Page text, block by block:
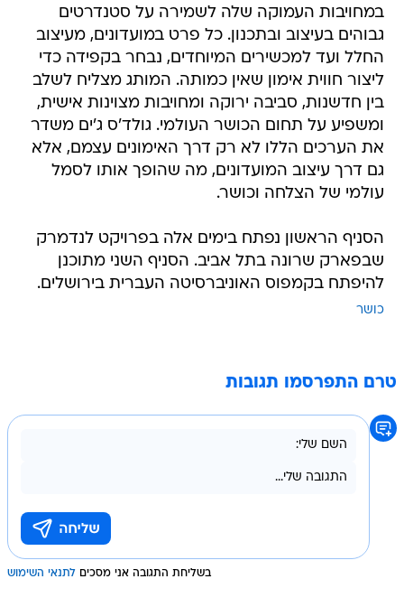
במחויבות העמוקה שלה לשמירה על סטנדרטים
גבוהים בעיצוב ובתכנון. כל פרט במועדונים, מעיצוב
החלל ועד למכשירים המיוחדים, נבחר בקפידה כדי
ליצור חווית אימון שאין כמותה. המותג מצליח לשלב
בין חדשנות, סביבה ירוקה ומחויבות מצוינות אישית,
ומשפיע על תחום הכושר העולמי. גולד'ס ג'ים משדר
את הערכים הללו לא רק דרך האימונים עצמם, אלא
גם דרך עיצוב המועדונים, מה שהופך אותו לסמל
עולמי של הצלחה וכושר.
הסניף הראשון נפתח בימים אלה בפרויקט לנדמרק
שבפארק שרונה בתל אביב. הסניף השני מתוכנן
להיפתח בקמפוס האוניברסיטה העברית בירושלים.
כושר
טרם התפרסמו תגובות
בשליחת התגובה אני מסכים לתנאי השימוש